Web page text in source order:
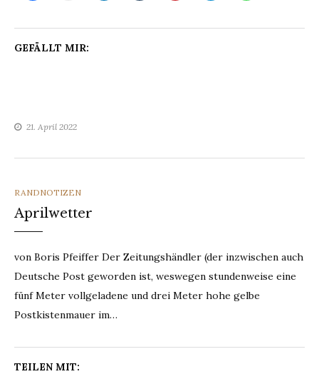
GEFÄLLT MIR:
21. April 2022
CATEGORIES
RANDNOTIZEN
Aprilwetter
von Boris Pfeiffer Der Zeitungshändler (der inzwischen auch
Deutsche Post geworden ist, weswegen stundenweise eine
fünf Meter vollgeladene und drei Meter hohe gelbe
Postkistenmauer im…
TEILEN MIT: